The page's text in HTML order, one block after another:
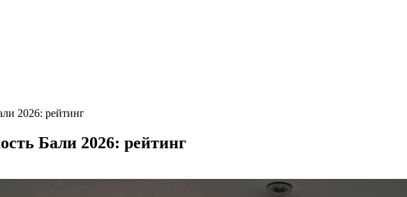
2026: рейтинг
Бали 2026: рейтинг